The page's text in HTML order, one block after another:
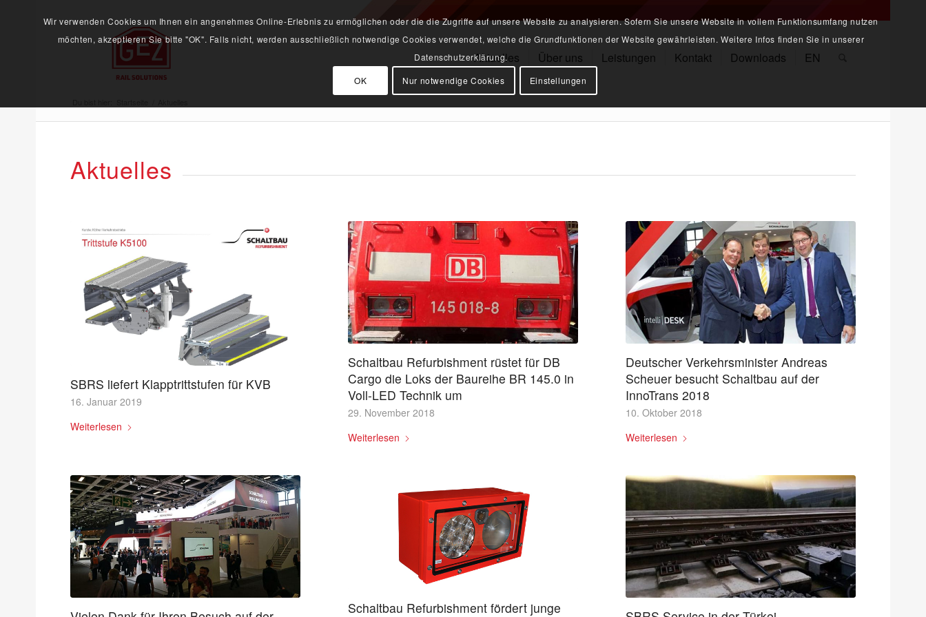
Aktuelles Über uns Leistungen Kontakt Downloads EN
Aktuelles
SBRS liefert Klapptrittstufen für KVB
16. Januar 2019
Weiterlesen
Schaltbau Refurbishment rüstet für DB
Cargo die Loks der Baureihe BR 145.0 in
Voll-LED Technik um
29. November 2018
Weiterlesen
Deutscher Verkehrsminister Andreas
Scheuer besucht Schaltbau auf der
InnoTrans 2018
10. Oktober 2018
Weiterlesen
Schaltbau Refurbishment fördert junge
Wir verwenden Cookies um Ihnen ein angenehmes Online-Erlebnis zu ermöglichen oder die die Zugriffe auf unsere Website zu analysieren. Sofern Sie unsere Website in vollem Funktionsumfang nutzen
möchten, akzeptieren Sie bitte "OK". Falls nicht, werden ausschließlich notwendige Cookies verwendet, welche die Grundfunktionen der Website gewährleisten. Weitere Infos finden Sie in unserer
Datenschutzerklärung.
OK Nur notwendige Cookies Einstellungen